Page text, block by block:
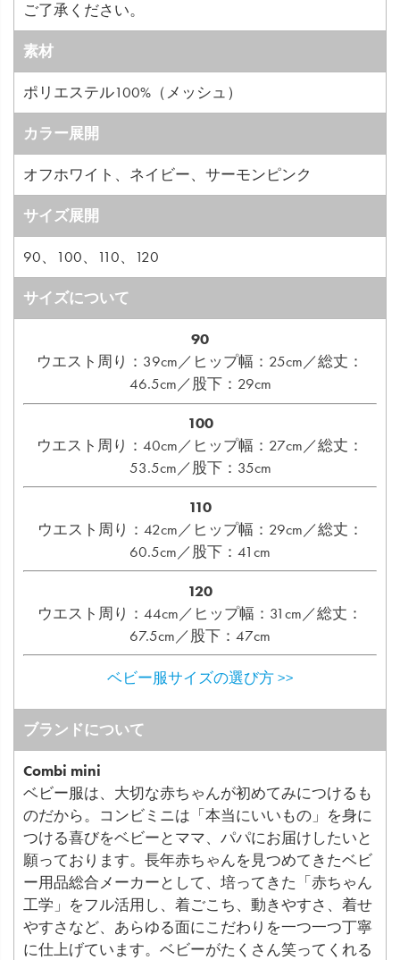
ご了承ください。
素材
ポリエステル100%（メッシュ）
カラー展開
オフホワイト、ネイビー、サーモンピンク
サイズ展開
90、100、110、120
サイズについて
90
ウエスト周り：39cm／ヒップ幅：25cm／総丈：
46.5cm／股下：29cm
100
ウエスト周り：40cm／ヒップ幅：27cm／総丈：
53.5cm／股下：35cm
110
ウエスト周り：42cm／ヒップ幅：29cm／総丈：
60.5cm／股下：41cm
120
ウエスト周り：44cm／ヒップ幅：31cm／総丈：
67.5cm／股下：47cm
ベビー服サイズの選び方 >>
ブランドについて
Combi mini
ベビー服は、大切な赤ちゃんが初めてみにつけるも
のだから。コンビミニは「本当にいいもの」を身に
つける喜びをベビーとママ、パパにお届けしたいと
願っております。長年赤ちゃんを見つめてきたベビ
ー用品総合メーカーとして、培ってきた「赤ちゃん
工学」をフル活用し、着ごこち、動きやすさ、着せ
やすさなど、あらゆる面にこだわりを一つ一つ丁寧
に仕上げています。ベビーがたくさん笑ってくれる